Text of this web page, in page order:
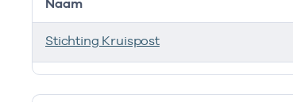
Ik ben werkzaam bij de volgende vestigingen
Naam
Stichting Kruispost